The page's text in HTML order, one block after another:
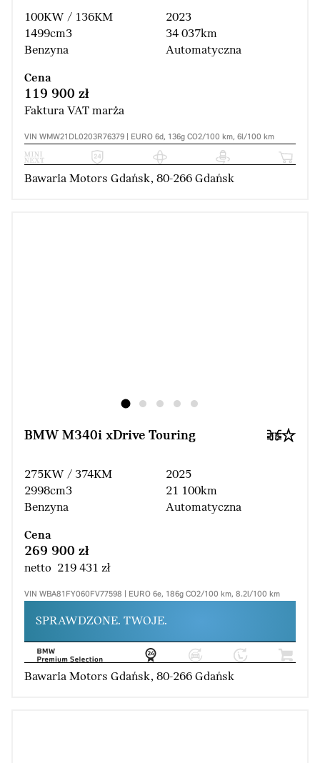
100KW / 136KM
1499cm3
Benzyna
2023
34 037km
Automatyczna
Cena
119 900 zł
Faktura VAT marża
VIN WMW21DL0203R76379 | EURO 6d, 136g CO2/100 km, 6l/100 km
Bawaria Motors Gdańsk, 80-266 Gdańsk
BMW M340i xDrive Touring
275KW / 374KM
2998cm3
Benzyna
2025
21 100km
Automatyczna
Cena
269 900 zł
netto 219 431 zł
VIN WBA81FY060FV77598 | EURO 6e, 186g CO2/100 km, 8.2l/100 km
SPRAWDZONE. TWOJE.
Bawaria Motors Gdańsk, 80-266 Gdańsk